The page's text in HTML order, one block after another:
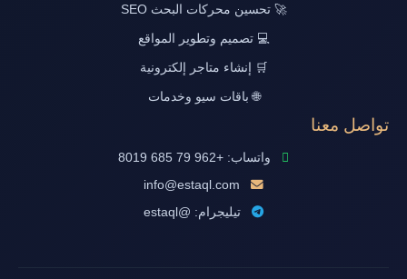
🚀 تحسين محركات البحث SEO
💻 تصميم وتطوير المواقع
🛒 إنشاء متاجر إلكترونية
🌐 باقات سيو وخدمات
تواصل معنا
واتساب: +962 79 685 8019
info@estaql.com
تيليجرام: @estaql